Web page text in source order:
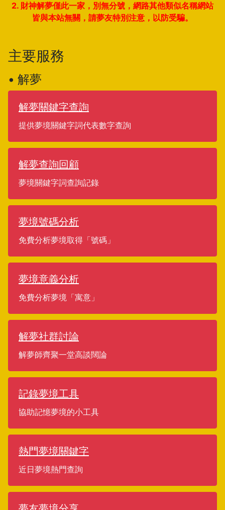
2. 財神解夢僅此一家，別無分號，網路其他類似名稱網站
皆與本站無關，請夢友特別注意，以防受騙。
主要服務
• 解夢
解夢關鍵字查詢
提供夢境關鍵字詞代表數字查詢
解夢查詢回顧
夢境關鍵字詞查詢記錄
夢境號碼分析
免費分析夢境取得「號碼」
夢境意義分析
免費分析夢境「寓意」
解夢社群討論
解夢師齊聚一堂高談闊論
記錄夢境工具
協助記憶夢境的小工具
熱門夢境關鍵字
近日夢境熱門查詢